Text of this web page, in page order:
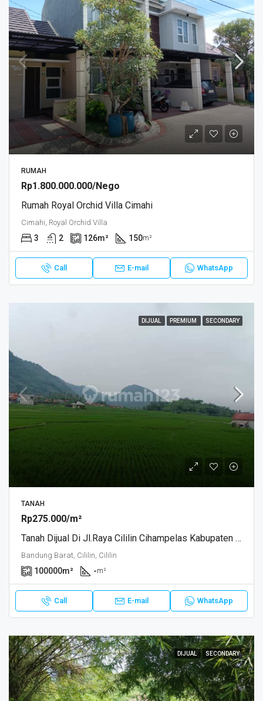
RUMAH
Rp1.800.000.000/Nego
Rumah Royal Orchid Villa Cimahi
Cimahi, Royal Orchid Villa
3 2 126m² 150m²
Call E-mail WhatsApp
DIJUAL PREMIUM SECONDARY
TANAH
Rp275.000/m²
Tanah Dijual Di Jl.Raya Cililin Cihampelas Kabupaten Bandung Barat Jabar
Bandung Barat, Cililin, Cililin
100000m² -m²
Call E-mail WhatsApp
DIJUAL SECONDARY